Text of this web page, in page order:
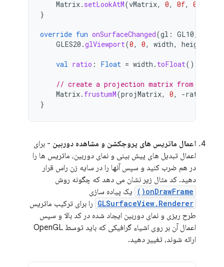
Matrix. setLookAtM(vMatrix, 0, 0f, 0f
}
override fun onSurfaceChanged(gl : GL10,
GLES20 .glViewport(0, 0, width, height
val ratio : Float = width . toFloat()
// create a projection matrix from device
Matrix. frustumM(projMatrix, 0, -ratio
}
اعمال ماتریس های پروجکشن و مشاهده دوربین - برای
اعمال تبدیل های پیش بینی و نمای دوربین، ماتریس ها را
در هم ضرب کنید و سپس آنها را در سایه زن راس قرار
دهید. کد مثال زیر نشان می دهد که چگونه روش
onDrawFrame() یک پیاده سازی
GLSurfaceView.Renderer را برای ترکیب ماتریس
طرح ریزی و نمای دوربین ایجاد شده در کد بالا و سپس
اعمال آن بر روی اشیاء گرافیکی که باید توسط OpenGL
ارائه شوند، تغییر دهید.